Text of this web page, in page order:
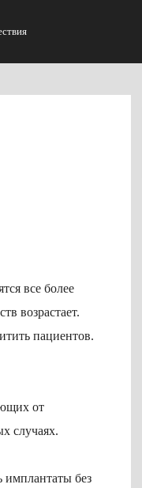
все более
возрастает.
пациентов.
от
случаях.
имплантаты без